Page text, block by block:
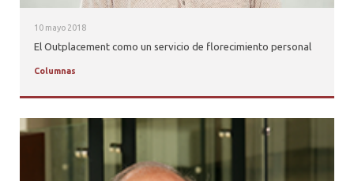
10 mayo 2018
El Outplacement como un servicio de florecimiento personal
Columnas